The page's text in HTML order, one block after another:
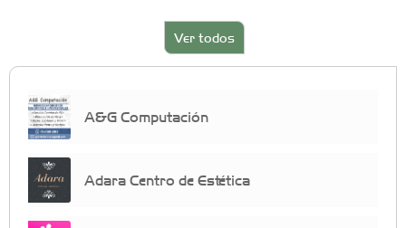
Ver todos
A&G Computación
Adara Centro de Estética